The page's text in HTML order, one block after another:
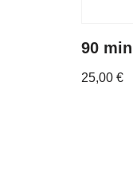
90
25,00 €